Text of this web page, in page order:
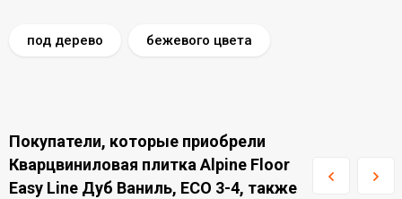
под дерево бежевого цвета
Покупатели, которые приобрели
Кварцвиниловая плитка Alpine Floor
Easy Line Дуб Ваниль, ЕСО 3-4, также